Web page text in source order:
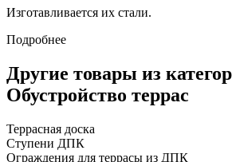
Изготавливается их стали.
Подробнее
Другие товары из
Обустройство террас
Террасная доска
Ступени ДПК
Ограждения для террасы из ДПК